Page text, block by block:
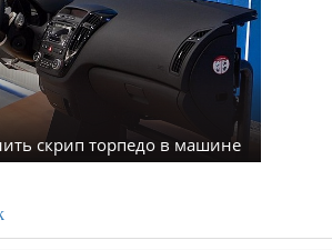
скрип торпедо в машине